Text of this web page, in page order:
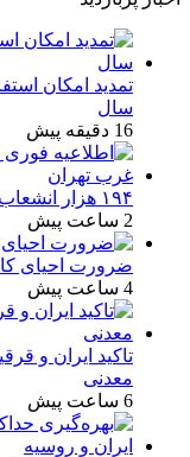
تمدید امکان
سال
16 دقیقه پیش
۱۹۴ هزار انشعاب غیر مجاز از شبکه برق جمع‌آوری شد
2 ساعت پیش
ضرورت احیای
4 ساعت پیش
تاکید ایران و
معدنی
6 ساعت پیش